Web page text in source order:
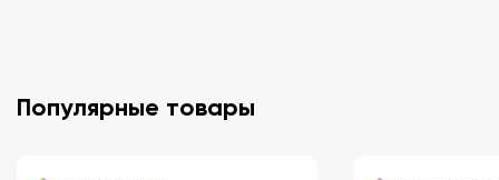
Популярные товары